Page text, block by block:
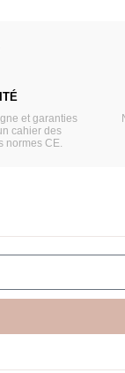
et garanties
cahier des
normes CE.